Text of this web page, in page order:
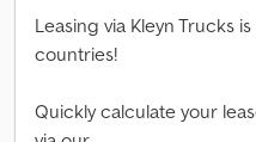
Leasing via Kleyn Trucks
countries!
Quickly calculate your